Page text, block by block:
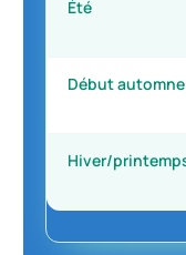
Été
Début automne
Hiver/